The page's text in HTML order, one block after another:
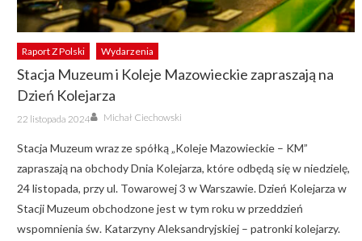
Raport Z Polski Wydarzenia
Stacja Muzeum i Koleje Mazowieckie zapraszają na
Dzień Kolejarza
Posted
on
22 listopada 2024 Author
Michał Ciechowski
Stacja Muzeum wraz ze spółką „Koleje Mazowieckie – KM”
zapraszają na obchody Dnia Kolejarza, które odbędą się w niedzielę,
24 listopada, przy ul. Towarowej 3 w Warszawie. Dzień Kolejarza w
Stacji Muzeum obchodzone jest w tym roku w przeddzień
wspomnienia św. Katarzyny Aleksandryjskiej – patronki kolejarzy.